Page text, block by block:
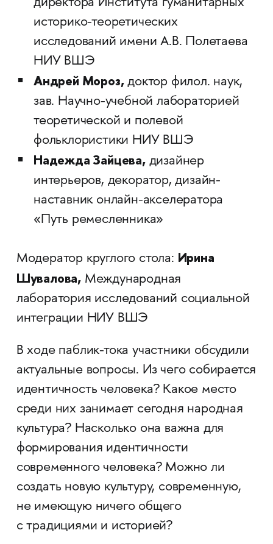
директора Института гуманитарных
историко-теоретических
исследований имени А.В. Полетаева
НИУ ВШЭ
Андрей Мороз,доктор филол. наук,
зав. Научно-учебной лабораторией
теоретической и полевой
фольклористики НИУ ВШЭ
Надежда Зайцева,дизайнер
интерьеров, декоратор, дизайн-
наставник онлайн-акселератора
«Путь ремесленника»
Модератор круглого стола: Ирина
Шувалова, Международная
лаборатория исследований социальной
интеграции НИУ ВШЭ
В ходе паблик-тока участники обсудили
актуальные вопросы. Из чего собирается
идентичность человека? Какое место
среди них занимает сегодня народная
культура? Насколько она важна для
формирования идентичности
современного человека? Можно ли
создать новую культуру, современную,
не имеющую ничего общего
с традициями и историей?